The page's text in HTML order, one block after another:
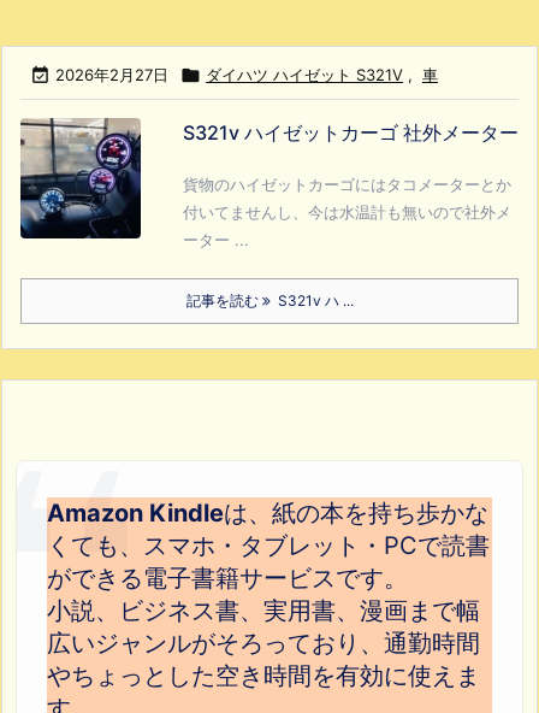
 2026年2月27日  ダイハツ ハイゼット S321V , 車
S321v ハイゼットカーゴ 社外メーター
貨物のハイゼットカーゴにはタコメーターとか
付いてませんし、今は水温計も無いので社外メ
ーター ...
記事を読む S321v ハ ...
Amazon Kindleは、紙の本を持ち歩かな
くても、スマホ・タブレット・PCで読書
ができる電子書籍サービスです。
小説、ビジネス書、実用書、漫画まで幅
広いジャンルがそろっており、通勤時間
やちょっとした空き時間を有効に使えま